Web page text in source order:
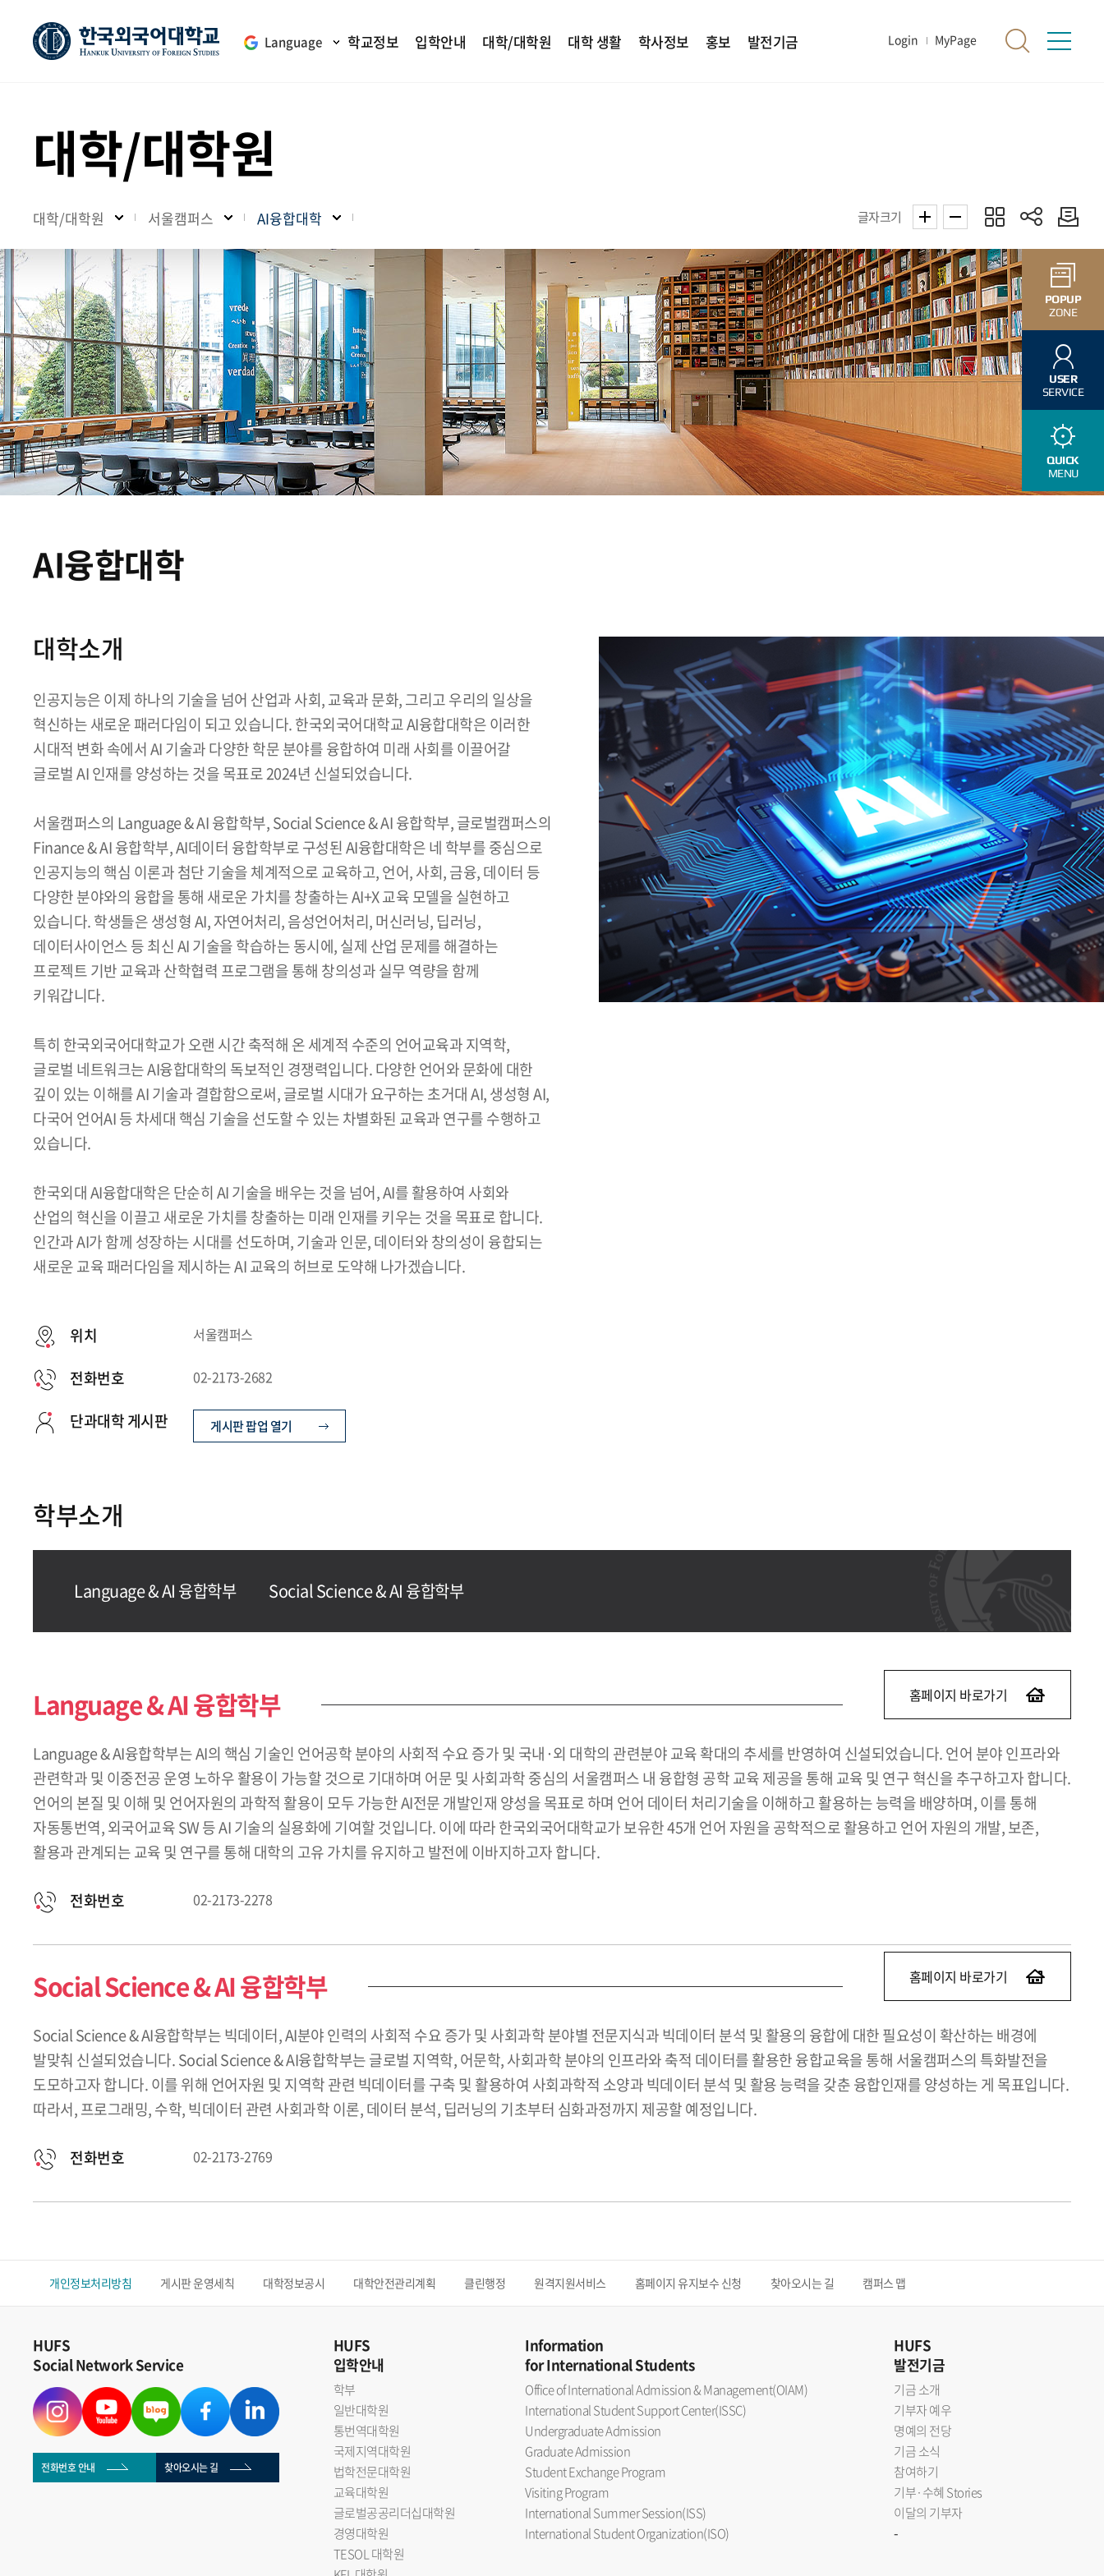
Language 학교정보 입학안내 대학/대학원 대학 생활 학사정보 홍보 발전기금 Login MyPage
대학/대학원
대학/대학원 서울캠퍼스 AI융합대학 글자크기
AI융합대학
대학소개
인공지능은 이제 하나의 기술을 넘어 산업과 사회, 교육과 문화, 그리고 우리의 일상을
혁신하는 새로운 패러다임이 되고 있습니다. 한국외국어대학교 AI융합대학은 이러한
시대적 변화 속에서 AI 기술과 다양한 학문 분야를 융합하여 미래 사회를 이끌어갈
글로벌 AI 인재를 양성하는 것을 목표로 2024년 신설되었습니다.
서울캠퍼스의 Language & AI 융합학부, Social Science & AI 융합학부, 글로벌캠퍼스의
Finance & AI 융합학부, AI데이터 융합학부로 구성된 AI융합대학은 네 학부를 중심으로
인공지능의 핵심 이론과 첨단 기술을 체계적으로 교육하고, 언어, 사회, 금융, 데이터 등
다양한 분야와의 융합을 통해 새로운 가치를 창출하는 AI+X 교육 모델을 실현하고
있습니다. 학생들은 생성형 AI, 자연어처리, 음성언어처리, 머신러닝, 딥러닝,
데이터사이언스 등 최신 AI 기술을 학습하는 동시에, 실제 산업 문제를 해결하는
프로젝트 기반 교육과 산학협력 프로그램을 통해 창의성과 실무 역량을 함께
키워갑니다.
특히 한국외국어대학교가 오랜 시간 축적해 온 세계적 수준의 언어교육과 지역학,
글로벌 네트워크는 AI융합대학의 독보적인 경쟁력입니다. 다양한 언어와 문화에 대한
깊이 있는 이해를 AI 기술과 결합함으로써, 글로벌 시대가 요구하는 초거대 AI, 생성형 AI,
다국어 언어AI 등 차세대 핵심 기술을 선도할 수 있는 차별화된 교육과 연구를 수행하고
있습니다.
한국외대 AI융합대학은 단순히 AI 기술을 배우는 것을 넘어, AI를 활용하여 사회와
산업의 혁신을 이끌고 새로운 가치를 창출하는 미래 인재를 키우는 것을 목표로 합니다.
인간과 AI가 함께 성장하는 시대를 선도하며, 기술과 인문, 데이터와 창의성이 융합되는
새로운 교육 패러다임을 제시하는 AI 교육의 허브로 도약해 나가겠습니다.
위치 서울캠퍼스
전화번호 02-2173-2682
단과대학 게시판 게시판 팝업 열기
학부소개
Language & AI 융합학부 Social Science & AI 융합학부
Language & AI 융합학부 홈페이지 바로가기
Language & AI융합학부는 AI의 핵심 기술인 언어공학 분야의 사회적 수요 증가 및 국내·외 대학의 관련분야 교육 확대의 추세를 반영하여 신설되었습니다. 언어 분야 인프라와
관련학과 및 이중전공 운영 노하우 활용이 가능할 것으로 기대하며 어문 및 사회과학 중심의 서울캠퍼스 내 융합형 공학 교육 제공을 통해 교육 및 연구 혁신을 추구하고자 합니다.
언어의 본질 및 이해 및 언어자원의 과학적 활용이 모두 가능한 AI전문 개발인재 양성을 목표로 하며 언어 데이터 처리기술을 이해하고 활용하는 능력을 배양하며, 이를 통해
자동통번역, 외국어교육 SW 등 AI 기술의 실용화에 기여할 것입니다. 이에 따라 한국외국어대학교가 보유한 45개 언어 자원을 공학적으로 활용하고 언어 자원의 개발, 보존,
활용과 관계되는 교육 및 연구를 통해 대학의 고유 가치를 유지하고 발전에 이바지하고자 합니다.
전화번호 02-2173-2278
Social Science & AI 융합학부 홈페이지 바로가기
Social Science & AI융합학부는 빅데이터, AI분야 인력의 사회적 수요 증가 및 사회과학 분야별 전문지식과 빅데이터 분석 및 활용의 융합에 대한 필요성이 확산하는 배경에
발맞춰 신설되었습니다. Social Science & AI융합학부는 글로벌 지역학, 어문학, 사회과학 분야의 인프라와 축적 데이터를 활용한 융합교육을 통해 서울캠퍼스의 특화발전을
도모하고자 합니다. 이를 위해 언어자원 및 지역학 관련 빅데이터를 구축 및 활용하여 사회과학적 소양과 빅데이터 분석 및 활용 능력을 갖춘 융합인재를 양성하는 게 목표입니다.
따라서, 프로그래밍, 수학, 빅데이터 관련 사회과학 이론, 데이터 분석, 딥러닝의 기초부터 심화과정까지 제공할 예정입니다.
전화번호 02-2173-2769
개인정보처리방침 게시판 운영세칙 대학정보공시 대학안전관리계획 클린행정 원격지원서비스 홈페이지 유지보수 신청 찾아오시는 길 캠퍼스 맵
HUFS
Social Network Service
전화번호 안내 찾아오시는 길
HUFS
입학안내
학부
일반대학원
통번역대학원
국제지역대학원
법학전문대학원
교육대학원
글로벌공공리더십대학원
경영대학원
TESOL 대학원
Information
for International Students
Office of International Admission & Management(OIAM)
International Student Support Center(ISSC)
Undergraduate Admission
Graduate Admission
Student Exchange Program
Visiting Program
International Summer Session(ISS)
International Student Organization(ISO)
HUFS
발전기금
기금 소개
기부자 예우
명예의 전당
기금 소식
참여하기
기부·수혜 Stories
이달의 기부자
-
POPUP
ZONE
USER
SERVICE
QUICK
MENU